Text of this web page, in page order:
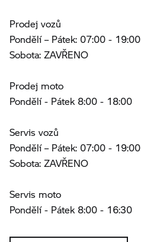
Prodej vozů
Pondělí – Pátek: 07:00 - 19:00
Sobota: ZAVŘENO
Prodej moto
Pondělí - Pátek 8:00 - 18:00
Servis vozů
Pondělí – Pátek: 07:00 - 19:00
Sobota: ZAVŘENO
Servis moto
Pondělí - Pátek 8:00 - 16:30